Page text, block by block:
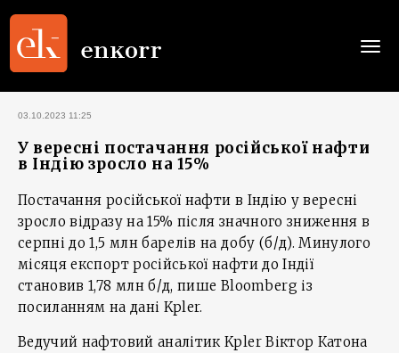
03.10.2023 11:25
У вересні постачання російської нафти
в Індію зросло на 15%
Постачання російської нафти в Індію у вересні
зросло відразу на 15% після значного зниження в
серпні до 1,5 млн барелів на добу (б/д). Минулого
місяця експорт російської нафти до Індії
становив 1,78 млн б/д, пише Bloomberg із
посиланням на дані Kpler.
Ведучий нафтовий аналітик Kpler Віктор Катона